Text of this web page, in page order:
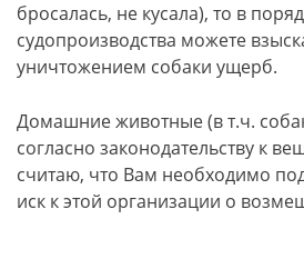
бросалась, не кусала), то в
судопроизводства можете
уничтожением собаки ущерб.
Домашние животные (в т.ч.
согласно законодательству к
считаю, что Вам необходимо
иск к этой организации о